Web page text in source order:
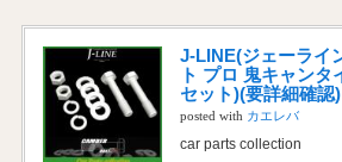
J-LINE(ジェーライ
ト プロ 鬼キャン
セット)(要詳細確認)
posted with カエレバ
car parts collection